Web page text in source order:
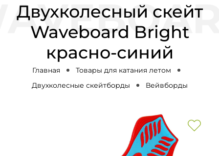
Двухколесный скейт
Waveboard Bright
красно-синий
Главная
Товары для катания летом
Двухколесные скейтборды
Вейвборды